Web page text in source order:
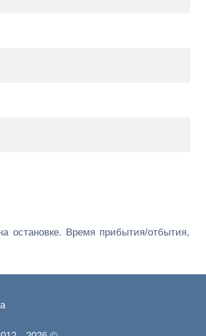
остановке. Время прибытия/отбытия,